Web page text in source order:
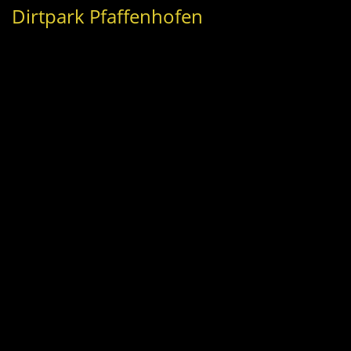
Dirtpark Pfaffenhofen